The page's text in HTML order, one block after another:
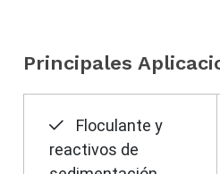
Principales
Floculante y
reactivos de